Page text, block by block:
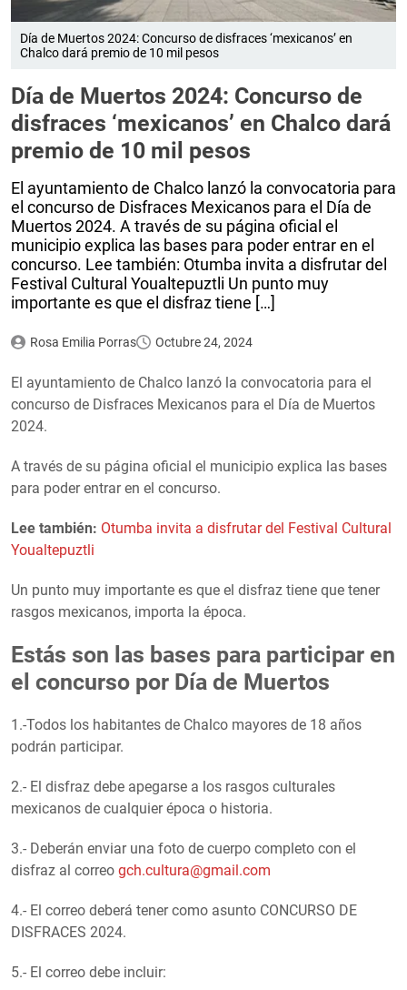
Día de Muertos 2024: Concurso de disfraces ‘mexicanos’ en
Chalco dará premio de 10 mil pesos
Día de Muertos 2024: Concurso de
disfraces ‘mexicanos’ en Chalco dará
premio de 10 mil pesos
El ayuntamiento de Chalco lanzó la convocatoria para
el concurso de Disfraces Mexicanos para el Día de
Muertos 2024. A través de su página oficial el
municipio explica las bases para poder entrar en el
concurso. Lee también: Otumba invita a disfrutar del
Festival Cultural Youaltepuztli Un punto muy
importante es que el disfraz tiene […]
Rosa Emilia Porras Octubre 24, 2024
El ayuntamiento de Chalco lanzó la convocatoria para el
concurso de Disfraces Mexicanos para el Día de Muertos
2024.
A través de su página oficial el municipio explica las bases
para poder entrar en el concurso.
Lee también: Otumba invita a disfrutar del Festival Cultural
Youaltepuztli
Un punto muy importante es que el disfraz tiene que tener
rasgos mexicanos, importa la época.
Estás son las bases para participar en
el concurso por Día de Muertos
1.-Todos los habitantes de Chalco mayores de 18 años
podrán participar.
2.- El disfraz debe apegarse a los rasgos culturales
mexicanos de cualquier época o historia.
3.- Deberán enviar una foto de cuerpo completo con el
disfraz al correo gch.cultura@gmail.com
4.- El correo deberá tener como asunto CONCURSO DE
DISFRACES 2024.
5.- El correo debe incluir: